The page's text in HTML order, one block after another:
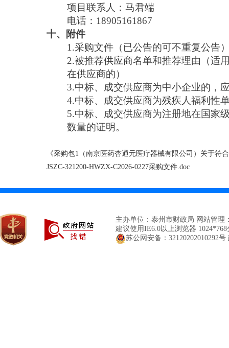
项目联系人：马君端
电话：18905161867
十、附件
1.采购文件（已公告的可不重复公告
2.被推荐供应商名单和推荐理由（适
在供应商的）
3.中标、成交供应商为中小企业的，
4.中标、成交供应商为残疾人福利性
5.中标、成交供应商为注册地在国家
数量的证明。
《采购包1（南京医药杏通元医疗器械有限公司）关于符
JSZC-321200-HWZX-C2026-0227采购文件.doc
主办单位：泰州市财政局 网站管理
建议使用IE6.0以上浏览器
苏公网安备：32120202010292号